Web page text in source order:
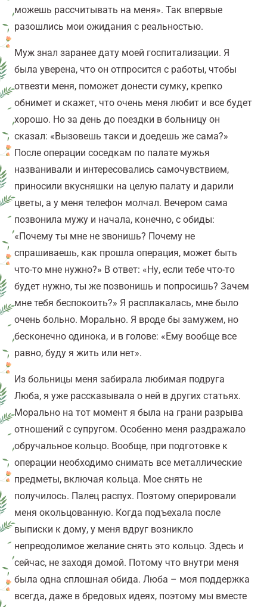
можешь рассчитывать на меня». Так впервые
разошлись мои ожидания с реальностью.
Муж знал заранее дату моей госпитализации. Я
была уверена, что он отпросится с работы, чтобы
отвезти меня, поможет донести сумку, крепко
обнимет и скажет, что очень меня любит и все будет
хорошо. Но за день до поездки в больницу он
сказал: «Вызовешь такси и доедешь же сама?»
После операции соседкам по палате мужья
названивали и интересовались самочувствием,
приносили вкусняшки на целую палату и дарили
цветы, а у меня телефон молчал. Вечером сама
позвонила мужу и начала, конечно, с обиды:
«Почему ты мне не звонишь? Почему не
спрашиваешь, как прошла операция, может быть
что-то мне нужно?» В ответ: «Ну, если тебе что-то
будет нужно, ты же позвонишь и попросишь? Зачем
мне тебя беспокоить?» Я расплакалась, мне было
очень больно. Морально. Я вроде бы замужем, но
бесконечно одинока, и в голове: «Ему вообще все
равно, буду я жить или нет».
Из больницы меня забирала любимая подруга
Люба, я уже рассказывала о ней в других статьях.
Морально на тот момент я была на грани разрыва
отношений с супругом. Особенно меня раздражало
обручальное кольцо. Вообще, при подготовке к
операции необходимо снимать все металлические
предметы, включая кольца. Мое снять не
получилось. Палец распух. Поэтому оперировали
меня окольцованную. Когда подъехала после
выписки к дому, у меня вдруг возникло
непреодолимое желание снять это кольцо. Здесь и
сейчас, не заходя домой. Потому что внутри меня
была одна сплошная обида. Люба – моя поддержка
всегда, даже в бредовых идеях, поэтому мы вместе